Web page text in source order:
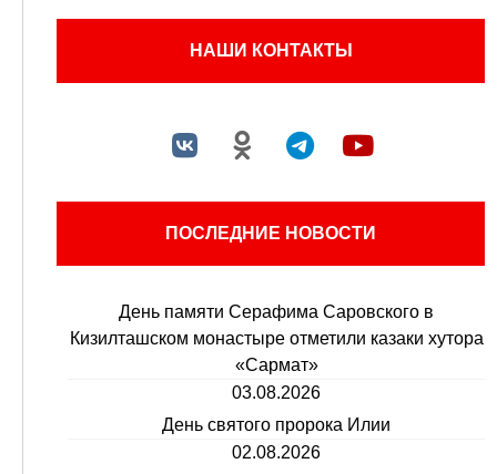
НАШИ КОНТАКТЫ
ПОСЛЕДНИЕ НОВОСТИ
День памяти Серафима Саровского в
Кизилташском монастыре отметили казаки хутора
«Сармат»
03.08.2026
День святого пророка Илии
02.08.2026